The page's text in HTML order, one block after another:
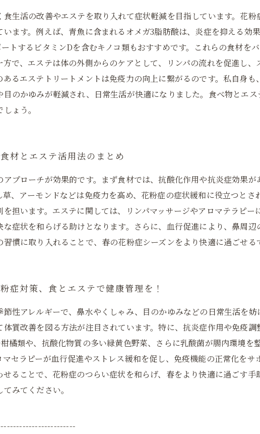
生活の改善やエステを取り入れて症状軽減を目指しています。花
ます。例えば、青魚に含まれるオメガ3脂肪酸は、炎症を抑える効
トするビタミンDを含むキノコ類もおすすめです。これらの食材を
で、エステは体の外側からのケアとして、リンパの流れを促進し
るエステトリートメントは免疫力の向上に繋がるのです。私自身
のかゆみが軽減され、日常生活が快適になりました。食べ物とエ
ょう。
材とエステ活用法のまとめ
プローチが効果的です。まず食材では、抗酸化作用や抗炎症効果
、アーモンドなどは免疫力を高め、花粉症の症状緩和に役立つと
担います。エステに関しては、リンパマッサージやアロマテラピ
症状を和らげる助けとなります。さらに、血行促進により、鼻周
慣に取り入れることで、春の花粉症シーズンをより快適に過ごせる
症対策、食とエステで健康管理を！
性アレルギーで、鼻水やくしゃみ、目のかゆみなどの日常生活を
質改善を図る方法が注目されています。特に、抗炎症作用や免疫
橘類や、抗酸化物質の多い緑黄色野菜、さらに乳酸菌が腸内環境を
セラピーが血行促進やストレス緩和を促し、免疫機能の正常化を
ることで、花粉症のつらい症状を和らげ、春をより快適に過ごす
みてください。